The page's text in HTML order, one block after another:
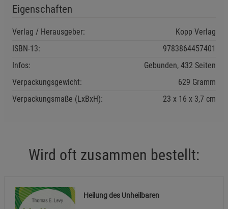
Eigenschaften
Verlag / Herausgeber:
Kopp Verlag
ISBN-13:
9783864457401
Infos:
Gebunden, 432 Seiten
Verpackungsgewicht:
629 Gramm
Verpackungsmaße (LxBxH):
23 16 3,7 cm
Wird oft zusammen bestellt:
Heilung des Unheilbaren
Cookie-Informationen
Statistik Cookies (2) Statistik Cookies
Beschreibung Statistik Cookies
anzeigen
Marketing Cookies (3) Marketing Cookies
Datenschutzerklärung